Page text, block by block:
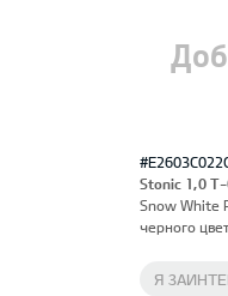
Stonic 1,0 T-
Snow White
черного
Я